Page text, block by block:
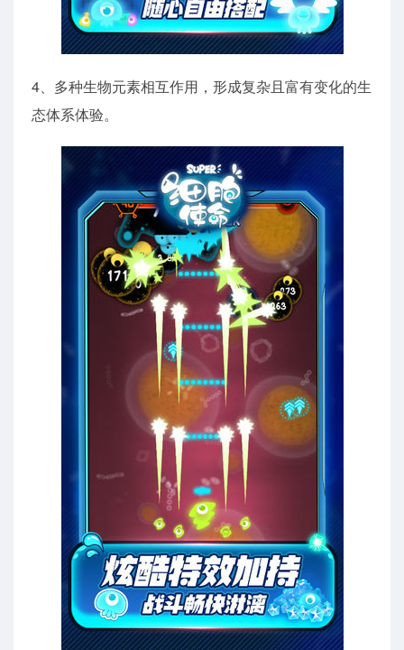
4、多种生物元素相互作用，形成复杂且富有变化的生
态体系体验。